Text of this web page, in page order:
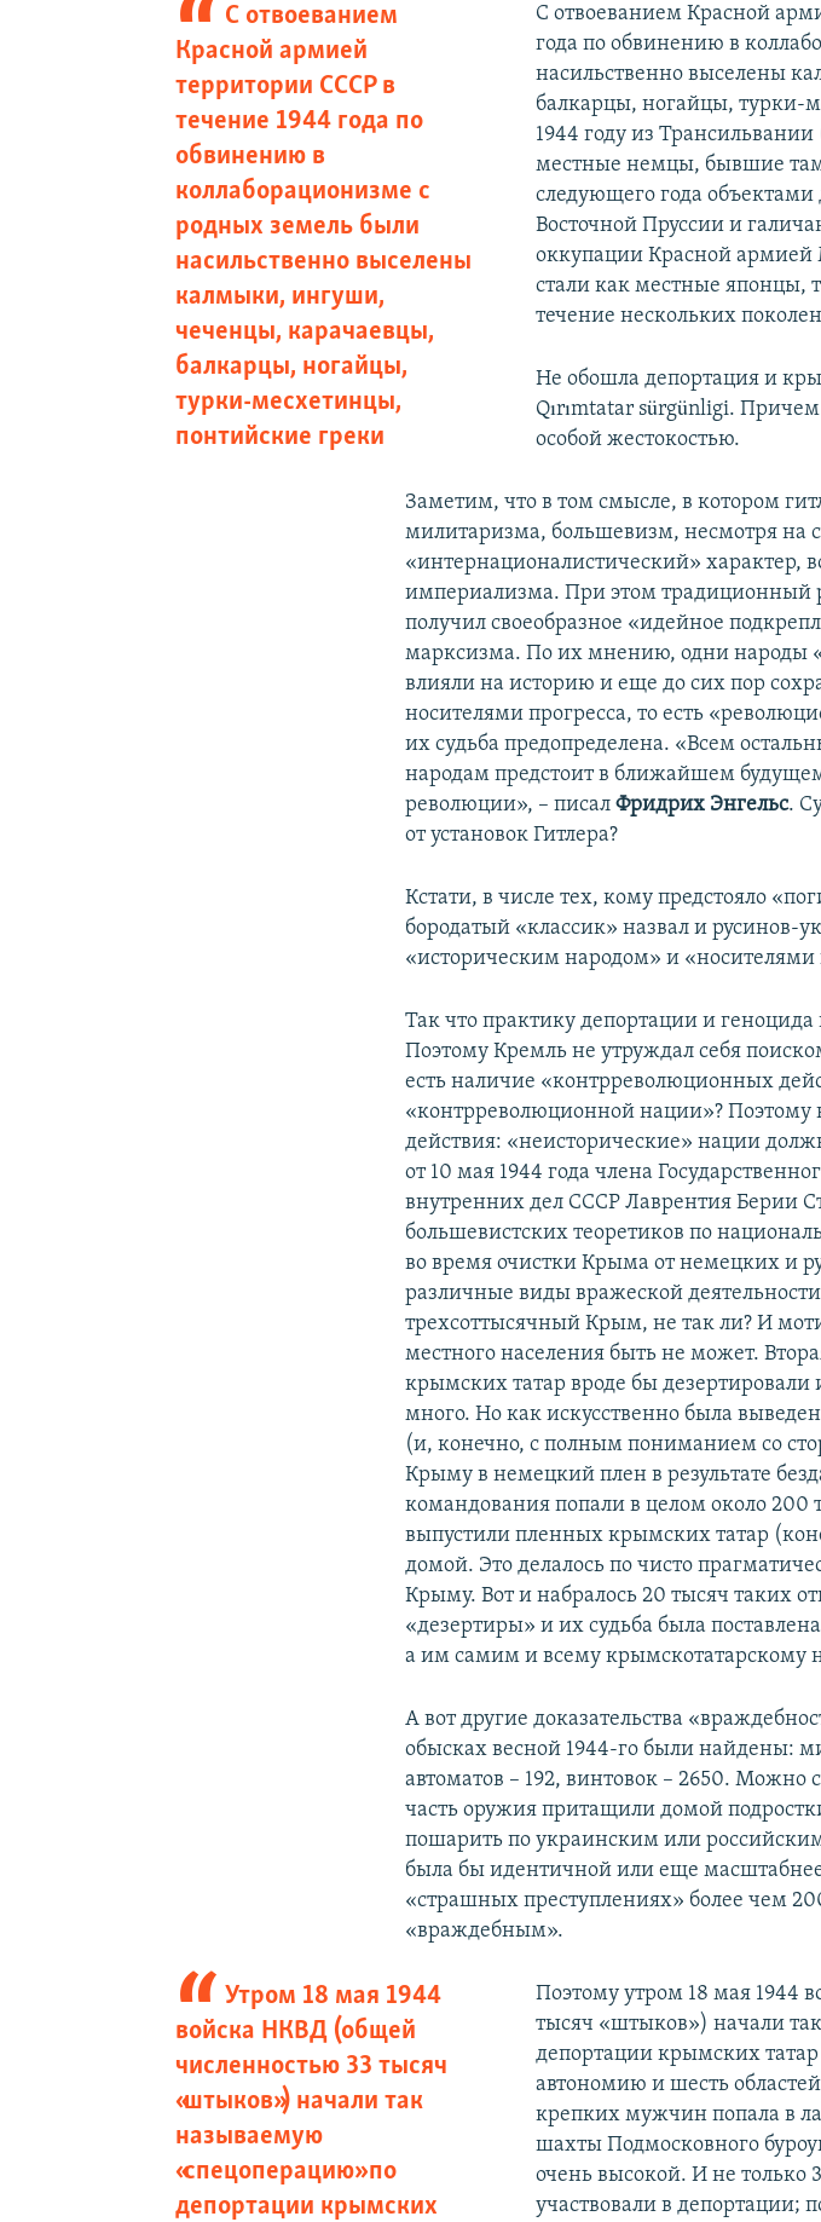
С отвоеванием
Красной армией
территории СССР в
течение 1944 года по
обвинению в
коллаборационизме с
родных земель были
насильственно выселены
калмыки, ингуши,
чеченцы, карачаевцы,
балкарцы, ногайцы,
турки-месхетинцы,
понтийские греки
С отвоеванием Красной
года по обвинению в
насильственно выселены
балкарцы, ногайцы, турки-
1944 году из
местные немцы, бывшие
следующего года
Восточной Пруссии и
оккупации Красной
стали как местные японцы,
течение нескольких
Не обошла депортация и
Qırımtatar sürgünligi.
особой жестокостью.
Заметим, что в том смысле, в котором
милитаризма, большевизм, несмотря на
«интернационалистический» характер,
империализма. При этом
получил своеобразное «идейное
марксизма. По их мнению, одни народы
влияли на историю и еще до сих пор
носителями прогресса, то есть
их судьба предопределена. «Всем
народам предстоит в ближайшем
революции», – писалФридрих Энгельс.
от установок Гитлера?
Кстати, в числе тех, кому предстояло
бородатый «классик» назвал и русинов-
«историческим народом» и «носителями
Так что практику депортации и
Поэтому Кремль не утруждал себя
есть наличие «контрреволюционных
«контрреволюционной нации»? Поэтому
действия: «неисторические» нации
от 10 мая 1944 года члена
внутренних дел СССР Лаврентия Берии
большевистских теоретиков по
во время очистки Крыма от немецких и
различные виды вражеской
трехсоттысячный Крым, не так ли? И
местного населения быть не может.
крымских татар вроде бы дезертировали
много. Но как искусственно была
(и, конечно, с полным пониманием со
Крыму в немецкий плен в результате
командования попали в целом около
выпустили пленных крымских татар
домой. Это делалось по чисто
Крыму. Вот и набралось 20 тысяч таких
«дезертиры» и их судьба была
а им самим и всему крымскотатарскому
А вот другие доказательства
обысках весной 1944-го были найдены:
автоматов – 192, винтовок – 2650. Можно
часть оружия притащили домой
пошарить по украинским или
была бы идентичной или еще
«страшных преступлениях» более чем
«враждебным».
Утром 18 мая 1944
войска НКВД (общей
численностью 33 тысяч
«штыков») начали так
называемую
«спецоперацию» по
депортации крымских
Поэтому утром 18 мая 1944
тысяч «штыков») начали
депортации крымских
автономию и шесть
крепких мужчин попала в
шахты Подмосковного
очень высокой. И не только
участвовали в депортации;